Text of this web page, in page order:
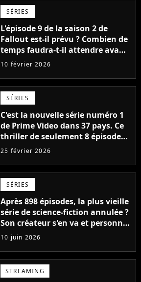
SÉRIES
L'épisode 9 de la saison 2 de
Fallout est-il prévu ? Combien de
temps faudra-t-il attendre avant
le prochain épisode ?
10 février 2026
SÉRIES
C'est la nouvelle série numéro 1
de Prime Video dans 37 pays. Ce
thriller de seulement 8 épisodes
a détrôné Fallout à la surprise
25 février 2026
SÉRIES
Après 898 épisodes, la plus vieille
série de science-fiction annulée ?
Son créateur s'en va et personne
ne sait ce qui va se passer
10 juin 2026
STREAMING